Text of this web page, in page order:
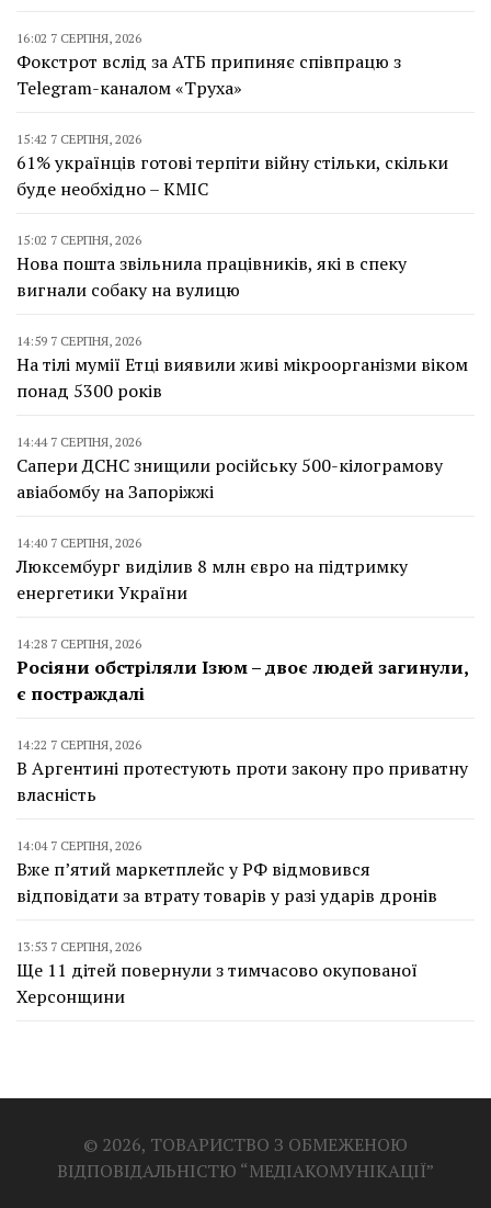
16:02 7 СЕРПНЯ, 2026
Фокстрот вслід за АТБ припиняє співпрацю з
Telegram-каналом «Труха»
15:42 7 СЕРПНЯ, 2026
61% українців готові терпіти війну стільки, скільки
буде необхідно – КМІС
15:02 7 СЕРПНЯ, 2026
Нова пошта звільнила працівників, які в спеку
вигнали собаку на вулицю
14:59 7 СЕРПНЯ, 2026
На тілі мумії Етці виявили живі мікроорганізми віком
понад 5300 років
14:44 7 СЕРПНЯ, 2026
Сапери ДСНС знищили російську 500-кілограмову
авіабомбу на Запоріжжі
14:40 7 СЕРПНЯ, 2026
Люксембург виділив 8 млн євро на підтримку
енергетики України
14:28 7 СЕРПНЯ, 2026
Росіяни обстріляли Ізюм – двоє людей загинули,
є постраждалі
14:22 7 СЕРПНЯ, 2026
В Аргентині протестують проти закону про приватну
власність
14:04 7 СЕРПНЯ, 2026
Вже п’ятий маркетплейс у РФ відмовився
відповідати за втрату товарів у разі ударів дронів
13:53 7 СЕРПНЯ, 2026
Ще 11 дітей повернули з тимчасово окупованої
Херсонщини
© 2026, ТОВАРИСТВО З ОБМЕЖЕНОЮ
ВІДПОВІДАЛЬНІСТЮ “МЕДІАКОМУНІКАЦІЇ”